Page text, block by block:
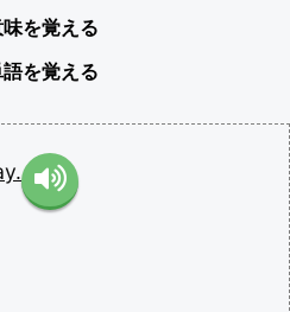
味を覚える
語を覚える